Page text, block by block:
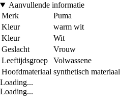
Aanvullende informatie
Merk
Puma
Kleur
warm wit
Kleur
Wit
Geslacht
Vrouw
Leeftijdsgroep
Volwassene
Hoofdmateriaal synthetisch materiaal
Loading...
Loading...